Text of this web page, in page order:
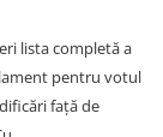
lista completă a
pentru votul
față de